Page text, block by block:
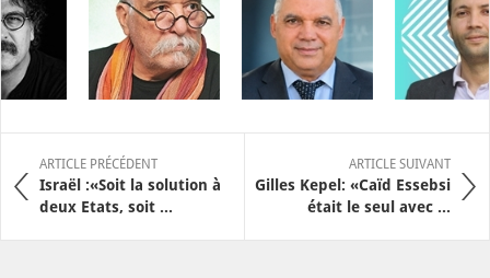
ARTICLE PRÉCÉDENT
Israël :«Soit la solution à
deux Etats, soit ...
ARTICLE SUIVANT
Gilles Kepel: «Caïd Essebsi
était le seul avec ...